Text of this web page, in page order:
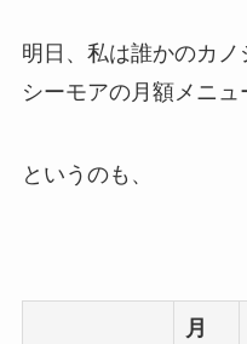
明日、私は誰かのカ
シーモアの月額メニュ
というのも、
月